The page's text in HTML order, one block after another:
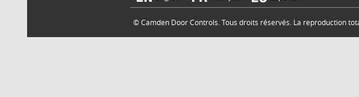
© Camden Door Controls. Tous droits réservés. La reproduction